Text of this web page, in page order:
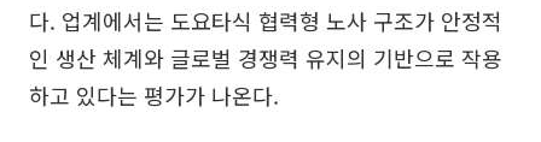
다. 업계에서는 도요타식 협력형 노사 구조가 안정적
인 생산 체계와 글로벌 경쟁력 유지의 기반으로 작용
하고 있다는 평가가 나온다.